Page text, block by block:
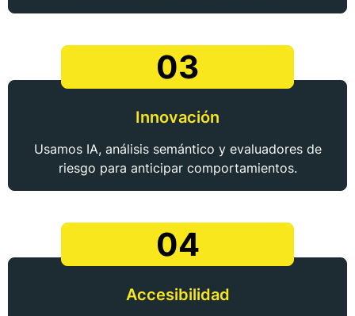
03
Innovación
Usamos IA, análisis semántico y evaluadores de
riesgo para anticipar comportamientos.
04
Accesibilidad